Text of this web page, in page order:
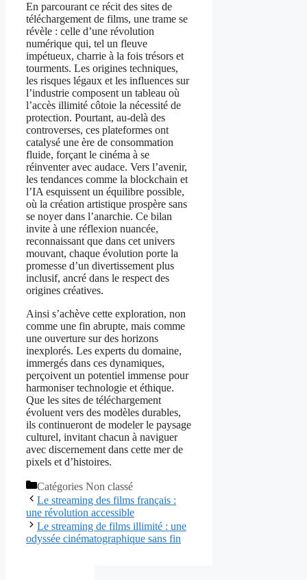
En parcourant ce récit des sites de
téléchargement de films, une trame se
révèle : celle d’une révolution
numérique qui, tel un fleuve
impétueux, charrie à la fois trésors et
tourments. Les origines techniques,
les risques légaux et les influences sur
l’industrie composent un tableau où
l’accès illimité côtoie la nécessité de
protection. Pourtant, au-delà des
controverses, ces plateformes ont
catalysé une ère de consommation
fluide, forçant le cinéma à se
réinventer avec audace. Vers l’avenir,
les tendances comme la blockchain et
l’IA esquissent un équilibre possible,
où la création artistique prospère sans
se noyer dans l’anarchie. Ce bilan
invite à une réflexion nuancée,
reconnaissant que dans cet univers
mouvant, chaque évolution porte la
promesse d’un divertissement plus
inclusif, ancré dans le respect des
origines créatives.
Ainsi s’achève cette exploration, non
comme une fin abrupte, mais comme
une ouverture sur des horizons
inexplorés. Les experts du domaine,
immergés dans ces dynamiques,
perçoivent un potentiel immense pour
harmoniser technologie et éthique.
Que les sites de téléchargement
évoluent vers des modèles durables,
ils continueront de modeler le paysage
culturel, invitant chacun à naviguer
avec discernement dans cette mer de
pixels et d’histoires.
Catégories Non classé
Le streaming des films français :
une révolution accessible
Le streaming de films illimité : une
odyssée cinématographique sans fin